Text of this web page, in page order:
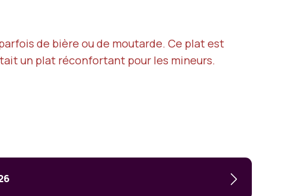
de bière ou de moutarde. Ce plat est
un plat réconfortant pour les mineurs.